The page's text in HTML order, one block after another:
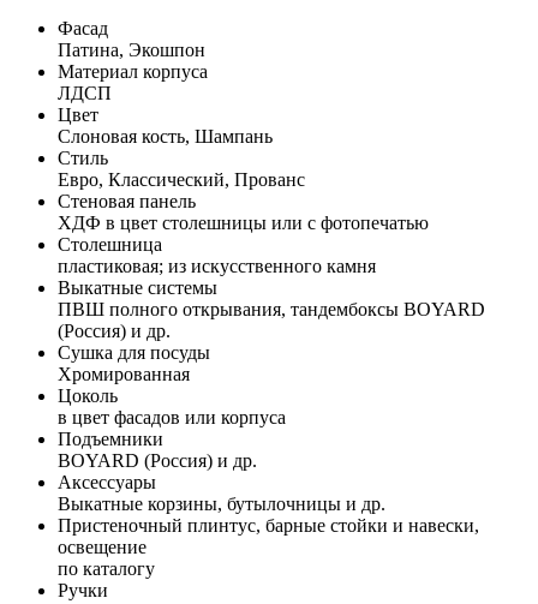
Фасад
Патина, Экошпон
Материал корпуса
ЛДСП
Цвет
Слоновая кость, Шампань
Стиль
Евро, Классический, Прованс
Стеновая панель
ХДФ в цвет столешницы или с фотопечатью
Столешница
пластиковая; из искусственного камня
Выкатные системы
ПВШ полного открывания, тандембоксы BOYARD
(Россия) и др.
Сушка для посуды
Хромированная
Цоколь
в цвет фасадов или корпуса
Подъемники
BOYARD (Россия) и др.
Аксессуары
Выкатные корзины, бутылочницы и др.
Пристеночный плинтус, барные стойки и навески,
освещение
по каталогу
Ручки